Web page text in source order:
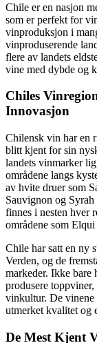
Chile er en nasjon
som er perfekt for
vinproduksjon i
vinproduserende
flere av landets
vine med dybde og
Chiles
Innovasjon
Chilensk vin har en
blitt kjent for sin
landets vinmarker
områdene langs
av hvite druer som
Sauvignon og
finnes i nesten hver
områdene som
Chile har satt en ny
Verden, og de
markeder. Ikke bare
produsere
vinkultur. De vinene
utmerket kvalitet og
De Mest Kjent